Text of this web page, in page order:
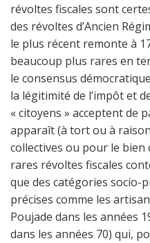
révoltes fiscales sont
des révoltes d’Ancien
le plus récent remonte à
beaucoup plus rares en
le consensus
la légitimité de l’impôt et
« citoyens » acceptent de
apparaît (à tort ou à
collectives ou pour le bien
rares révoltes fiscales
que des catégories socio-
précises comme les
Poujade dans les années
dans les années 70) qui,